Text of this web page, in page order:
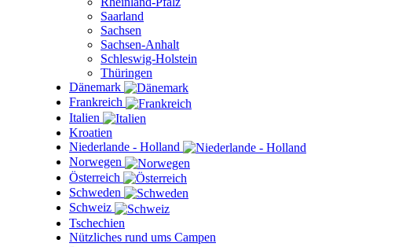
Saarland
Sachsen
Sachsen-Anhalt
Schleswig-Holstein
Thüringen
Dänemark
Frankreich
Italien
Kroatien
Niederlande - Holland
Norwegen
Österreich
Schweden
Schweiz
Tschechien
Nützliches rund ums Campen